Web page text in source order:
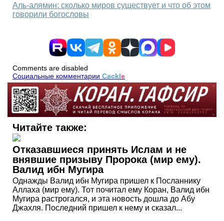
Аль‑алямин: сколько миров существует и что об этом
говорили богословы
Comments are disabled
Социальные комментарии Cackle
Читайте также:
Отказавшиеся принять Ислам и не
внявшие призыву Пророка (мир ему).
Валид ибн Мугира
Однажды Валид ибн Мугира пришел к Посланнику
Аллаха (мир ему). Тот почитал ему Коран, Валид ибн
Мугира растрогался, и эта новость дошла до Абу
Джахля. Последний пришел к нему и сказал...